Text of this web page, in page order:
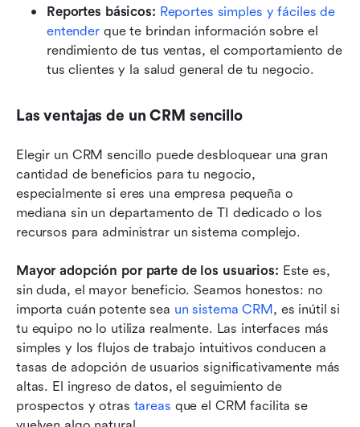
Reportes básicos: Reportes simples y fáciles de
entender que te brindan información sobre el
rendimiento de tus ventas, el comportamiento de
tus clientes y la salud general de tu negocio.
Las ventajas de un CRM sencillo
Elegir un CRM sencillo puede desbloquear una gran
cantidad de beneficios para tu negocio,
especialmente si eres una empresa pequeña o
mediana sin un departamento de TI dedicado o los
recursos para administrar un sistema complejo.
Mayor adopción por parte de los usuarios: Este es,
sin duda, el mayor beneficio. Seamos honestos: no
importa cuán potente sea un sistema CRM, es inútil si
tu equipo no lo utiliza realmente. Las interfaces más
simples y los flujos de trabajo intuitivos conducen a
tasas de adopción de usuarios significativamente más
altas. El ingreso de datos, el seguimiento de
prospectos y otras tareas que el CRM facilita se